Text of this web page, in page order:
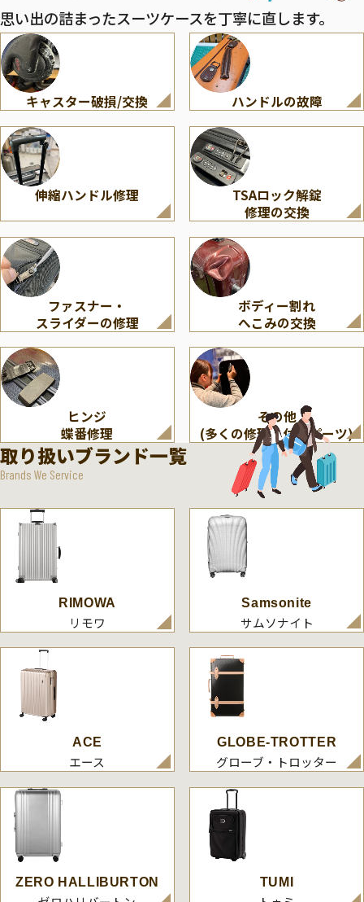
思い出の詰まったスーツケースを丁寧に直します。
キャスター破損/交換 ハンドルの故障
伸縮ハンドル修理
TSAロック解錠
修理の交換
ファスナー・
スライダーの修理
ボディー割れ
へこみの交換
ヒンジ
蝶番修理
その他
(多くの修理・付属パーツ)
取り扱いブランド一覧
Brands We Service
RIMOWA
リモワ
Samsonite
サムソナイト
ACE
エース
GLOBE-TROTTER
グローブ・トロッター
ZERO HALLIBURTON TUMI